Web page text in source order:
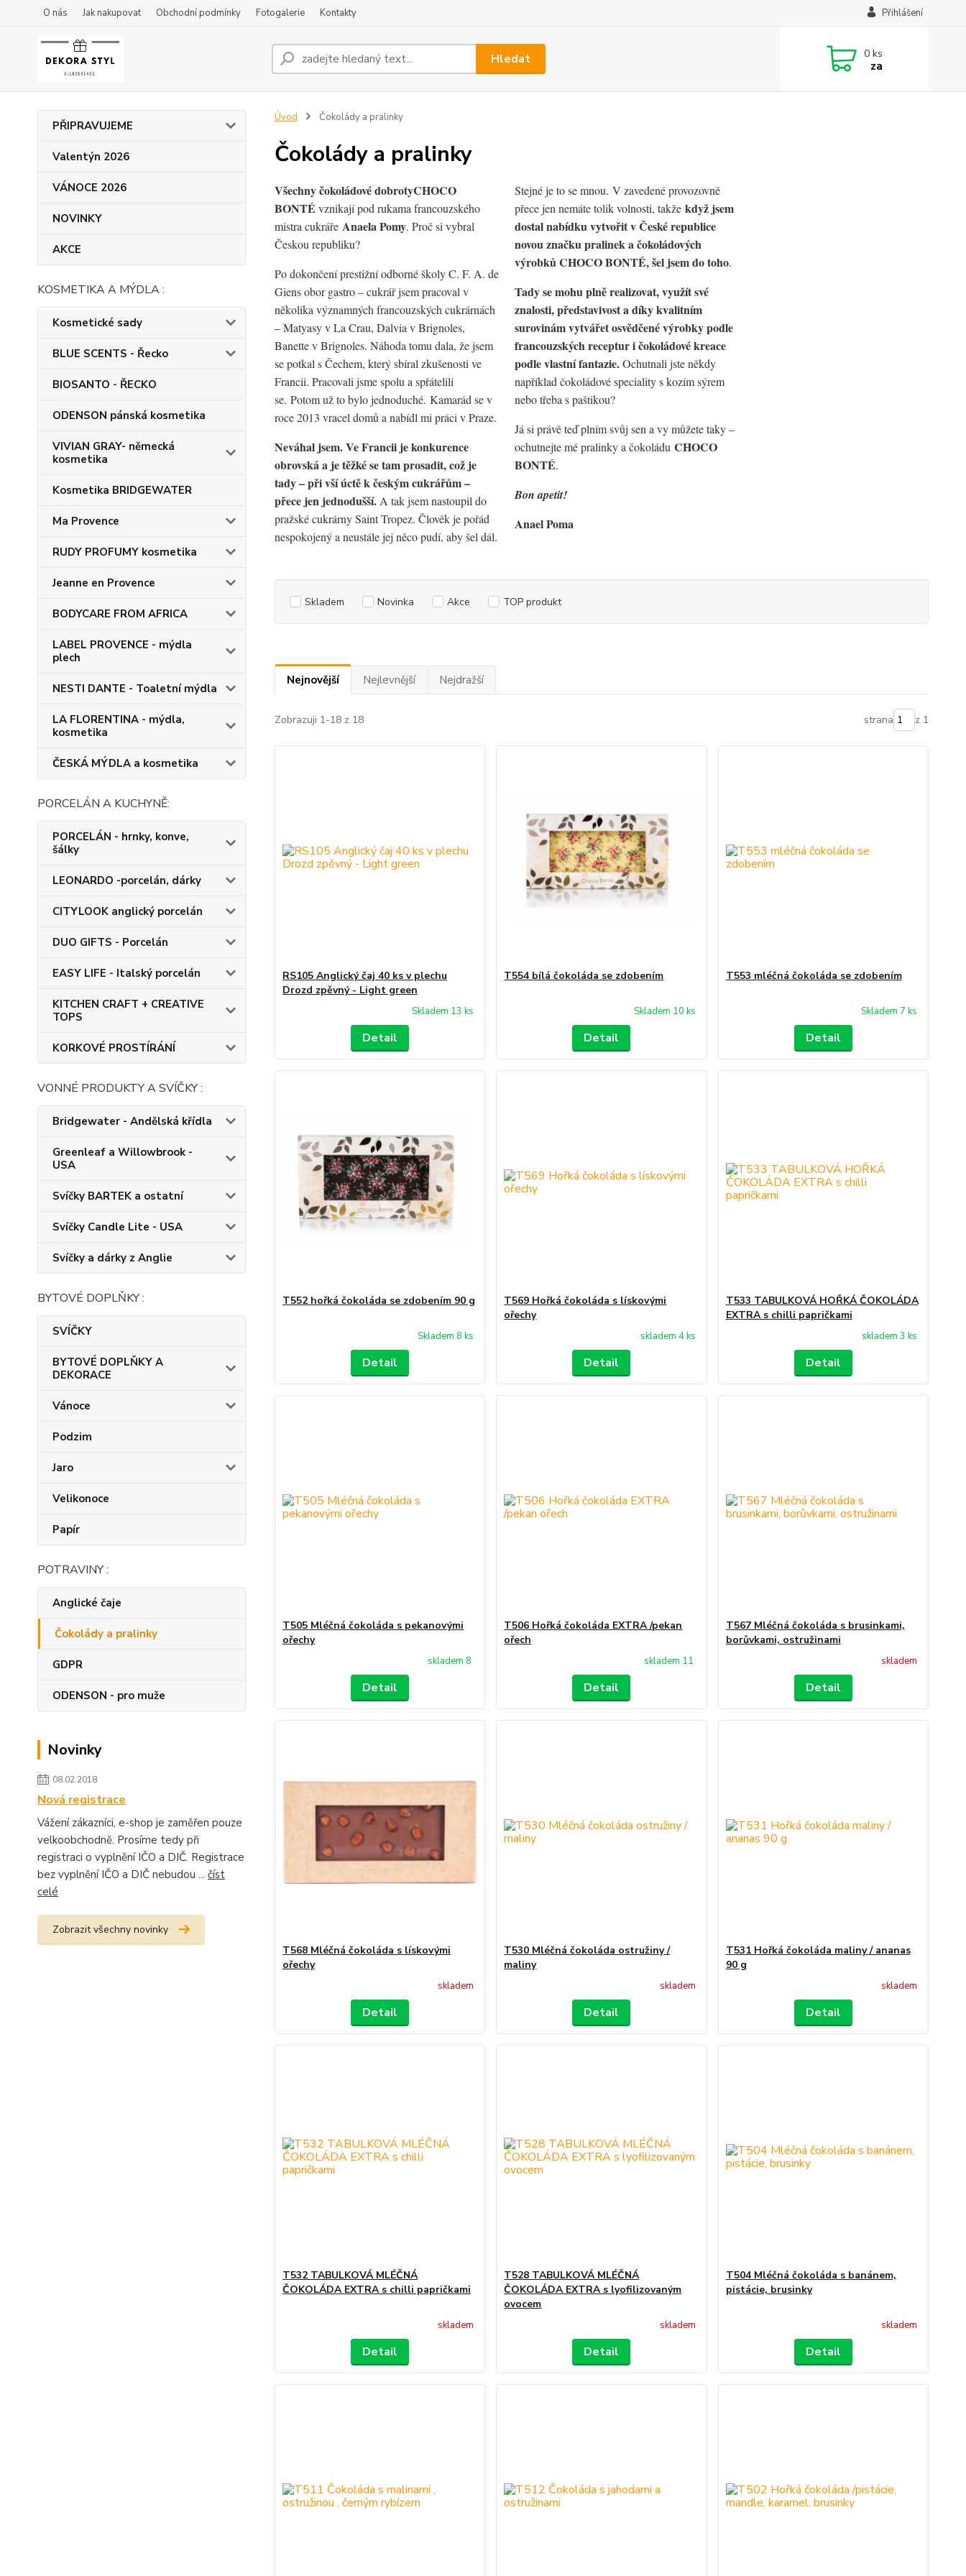
O nás Jak nakupovat Obchodní podmínky Fotogalerie Kontakty Přihlášení
Hledat 0 ks
za
PŘIPRAVUJEME
Valentýn 2026
VÁNOCE 2026
NOVINKY
AKCE
KOSMETIKA A MÝDLA :
Kosmetické sady
BLUE SCENTS - Řecko
BIOSANTO - ŘECKO
ODENSON pánská kosmetika
VIVIAN GRAY- německá
kosmetika
Kosmetika BRIDGEWATER
Ma Provence
RUDY PROFUMY kosmetika
Jeanne en Provence
BODYCARE FROM AFRICA
LABEL PROVENCE - mýdla
plech
NESTI DANTE - Toaletní mýdla
LA FLORENTINA - mýdla,
kosmetika
ČESKÁ MÝDLA a kosmetika
PORCELÁN A KUCHYNĚ:
PORCELÁN - hrnky, konve,
šálky
LEONARDO -porcelán, dárky
CITYLOOK anglický porcelán
DUO GIFTS - Porcelán
EASY LIFE - Italský porcelán
KITCHEN CRAFT + CREATIVE
TOPS
KORKOVÉ PROSTÍRÁNÍ
VONNÉ PRODUKTY A SVÍČKY :
Bridgewater - Andělská křídla
Greenleaf a Willowbrook -
USA
Svíčky BARTEK a ostatní
Svíčky Candle Lite - USA
Svíčky a dárky z Anglie
BYTOVÉ DOPLŇKY :
SVÍČKY
BYTOVÉ DOPLŇKY A
DEKORACE
Vánoce
Podzim
Jaro
Velikonoce
Papír
POTRAVINY :
Anglické čaje
Čokolády a pralinky
GDPR
ODENSON - pro muže
Novinky
08.02.2018
Nová registrace
Vážení zákazníci, e-shop je zaměřen pouze
velkoobchodně. Prosíme tedy při
registraci o vyplnění IČO a DIČ. Registrace
bez vyplnění IČO a DIČ nebudou ... číst
celé
Zobrazit všechny novinky
Úvod Čokolády a pralinky
Čokolády a pralinky
Všechny čokoládové dobrotyCHOCO
BONTÉ vznikají pod rukama francouzského
mistra cukráře Anaela Pomy. Proč si vybral
Českou republiku?
Po dokončení prestižní odborné školy C. F. A. de
Giens obor gastro – cukrář jsem pracoval v
několika významných francouzských cukrárnách
– Matyasy v La Crau, Dalvia v Brignoles,
Banette v Brignoles. Náhoda tomu dala, že jsem
se potkal s Čechem, který sbíral zkušenosti ve
Francii. Pracovali jsme spolu a spřátelili
se. Potom už to bylo jednoduché. Kamarád se v
roce 2013 vracel domů a nabídl mi práci v Praze.
Neváhal jsem. Ve Francii je konkurence
obrovská a je těžké se tam prosadit, což je
tady – při vší úctě k českým cukrářům –
přece jen jednodušší. A tak jsem nastoupil do
pražské cukrárny Saint Tropez. Člověk je pořád
nespokojený a neustále jej něco pudí, aby šel dál.
Stejné je to se mnou. V zavedené provozovně
přece jen nemáte tolik volnosti, takže když jsem
dostal nabídku vytvořit v České republice
novou značku pralinek a čokoládových
výrobků CHOCO BONTÉ, šel jsem do toho.
Tady se mohu plně realizovat, využít své
znalosti, představivost a díky kvalitním
surovinám vytvářet osvědčené výrobky podle
francouzských receptur i čokoládové kreace
podle vlastní fantazie.Ochutnali jste někdy
například čokoládové speciality s kozím sýrem
nebo třeba s paštikou?
Já si právě teď plním svůj sen a vy můžete taky –
ochutnejte mé pralinky a čokoládu CHOCO
BONTÉ.
Bon apetit!
Anael Poma
Skladem Novinka Akce TOP produkt
Nejnovější Nejlevnější Nejdražší
Zobrazuji 1-18 z 18 strana z 1
RS105 Anglický čaj 40 ks v plechu
Drozd zpěvný - Light green
Skladem 13 ks
Detail
T554 bílá čokoláda se zdobením
Skladem 10 ks
Detail
T553 mléčná čokoláda se zdobením
Skladem 7 ks
Detail
T552 hořká čokoláda se zdobením 90 g
Skladem 8 ks
Detail
T569 Hořká čokoláda s lískovými
ořechy
skladem 4 ks
Detail
T533 TABULKOVÁ HOŘKÁ ČOKOLÁDA
EXTRA s chilli papričkami
skladem 3 ks
Detail
T505 Mléčná čokoláda s pekanovými
ořechy
skladem 8
Detail
T506 Hořká čokoláda EXTRA /pekan
ořech
skladem 11
Detail
T567 Mléčná čokoláda s brusinkami,
borůvkami, ostružinami
skladem
Detail
T568 Mléčná čokoláda s lískovými
ořechy
skladem
Detail
T530 Mléčná čokoláda ostružiny /
maliny
skladem
Detail
T531 Hořká čokoláda maliny / ananas
90 g
skladem
Detail
T532 TABULKOVÁ MLÉČNÁ
ČOKOLÁDA EXTRA s chilli papričkami
skladem
Detail
T528 TABULKOVÁ MLÉČNÁ
ČOKOLÁDA EXTRA s lyofilizovaným
ovocem
skladem
Detail
T504 Mléčná čokoláda s banánem,
pistácie, brusinky
skladem
Detail